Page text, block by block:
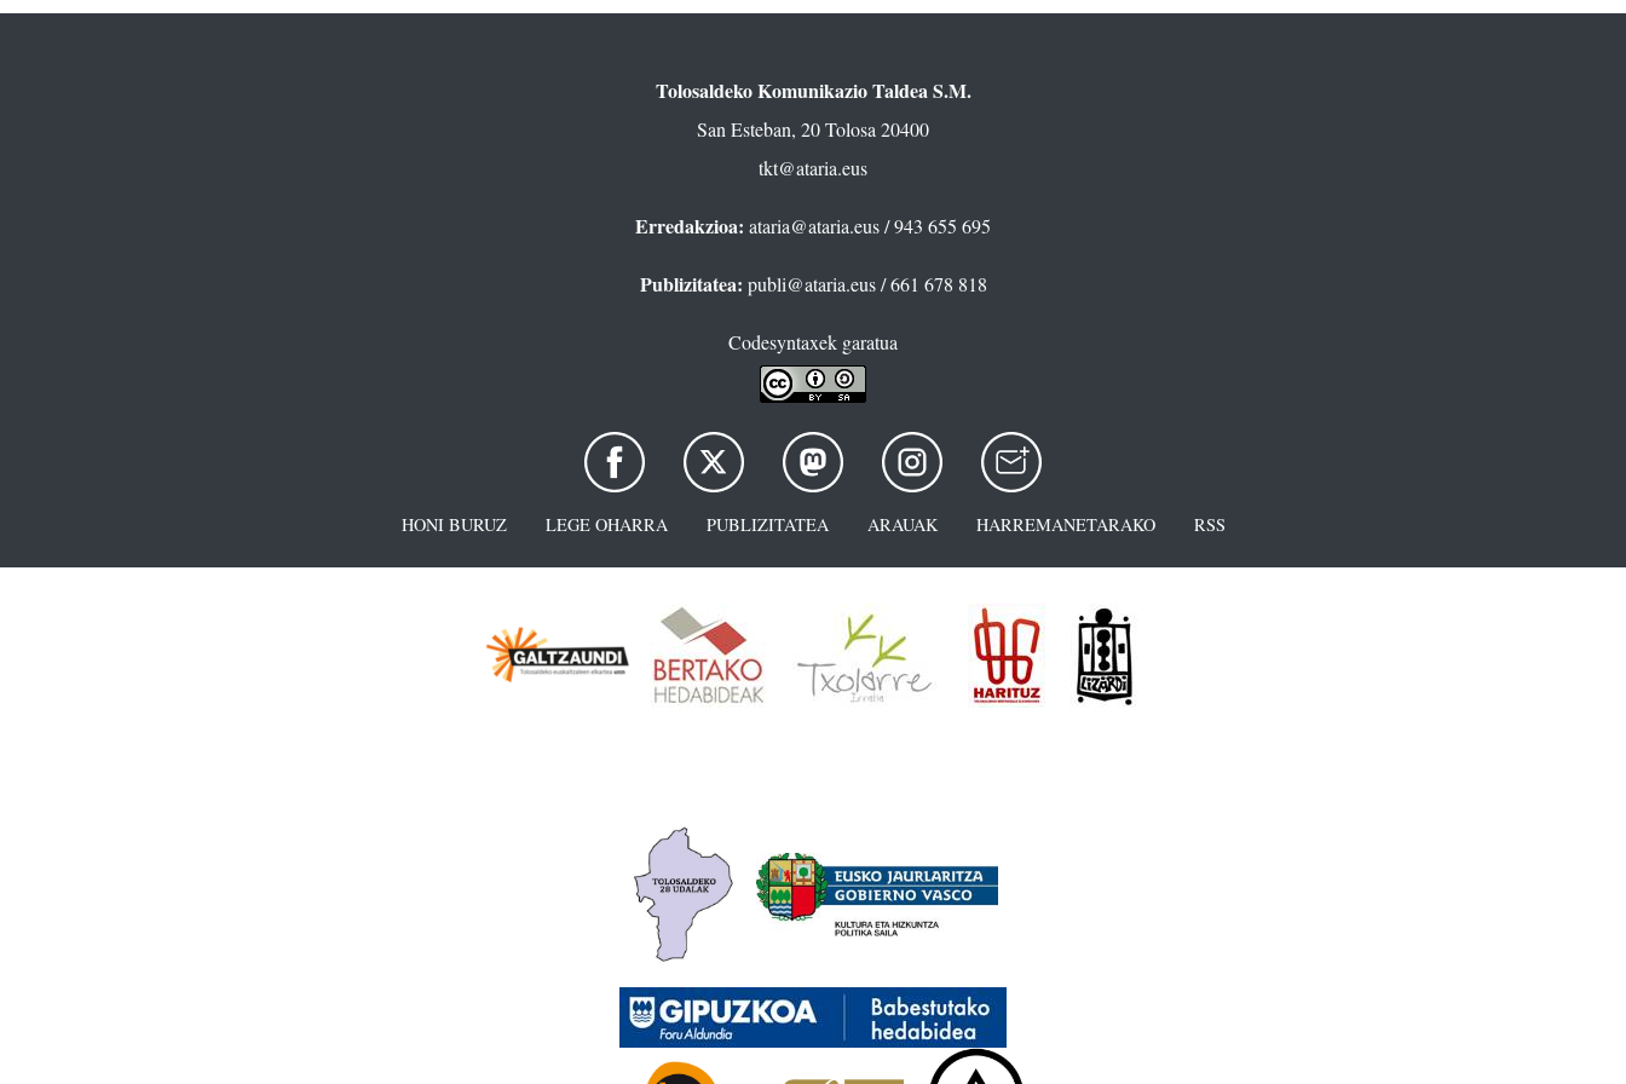
Tolosaldeko Komunikazio Taldea S.M.
San Esteban, 20 Tolosa 20400
tkt@ataria.eus
Erredakzioa: ataria@ataria.eus/ 943 655 695
Publizitatea: publi@ataria.eus/ 661 678 818
Codesyntaxek garatua
HONI BURUZ LEGE OHARRA PUBLIZITATEA ARAUAK HARREMANETARAKO RSS